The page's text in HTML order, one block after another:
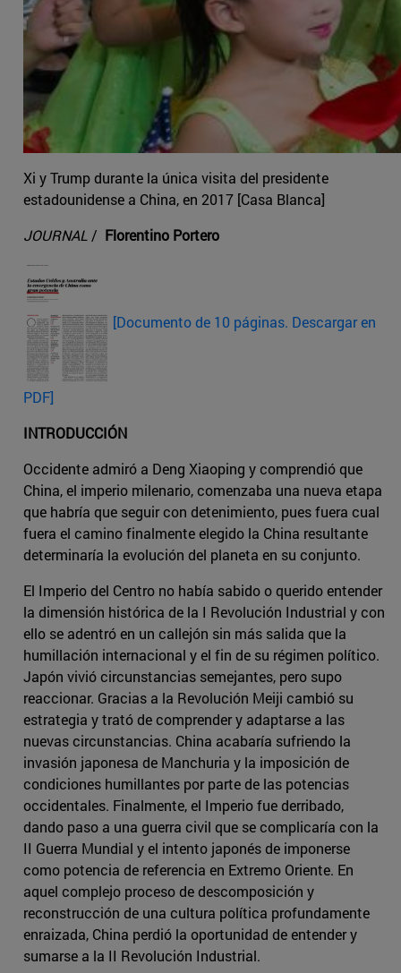
Xi y Trump durante la única visita del presidente
estadounidense a China, en 2017 [Casa Blanca]
JOURNAL / Florentino Portero
[Documento de 10 páginas. Descargar en
PDF]
INTRODUCCIÓN
Occidente admiró a Deng Xiaoping y comprendió que
China, el imperio milenario, comenzaba una nueva etapa
que habría que seguir con detenimiento, pues fuera cual
fuera el camino finalmente elegido la China resultante
determinaría la evolución del planeta en su conjunto.
El Imperio del Centro no había sabido o querido entender
la dimensión histórica de la I Revolución Industrial y con
ello se adentró en un callejón sin más salida que la
humillación internacional y el fin de su régimen político.
Japón vivió circunstancias semejantes, pero supo
reaccionar. Gracias a la Revolución Meiji cambió su
estrategia y trató de comprender y adaptarse a las
nuevas circunstancias. China acabaría sufriendo la
invasión japonesa de Manchuria y la imposición de
condiciones humillantes por parte de las potencias
occidentales. Finalmente, el Imperio fue derribado,
dando paso a una guerra civil que se complicaría con la
II Guerra Mundial y el intento japonés de imponerse
como potencia de referencia en Extremo Oriente. En
aquel complejo proceso de descomposición y
reconstrucción de una cultura política profundamente
enraizada, China perdió la oportunidad de entender y
sumarse a la II Revolución Industrial.